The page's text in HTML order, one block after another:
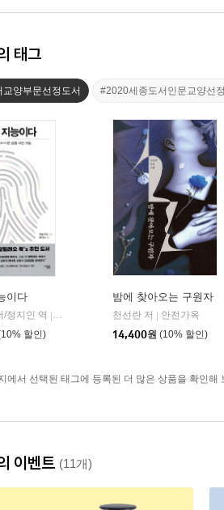
태그
양부문선정도서 #2020세종도서인문교양선
이다
/정지인 역
심심
할인)
밤에 찾아오는 구원자
천선란 저
안전가옥
14,400원 (10% 할인)
에서 선택된 태그에 등록된 더 많은 상품을 확인해
이벤트 (11개)